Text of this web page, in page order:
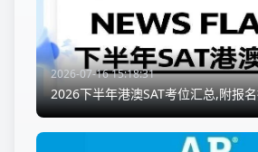
2026-07-16 15:18:31
2026下半年港澳SAT考位汇总,附报